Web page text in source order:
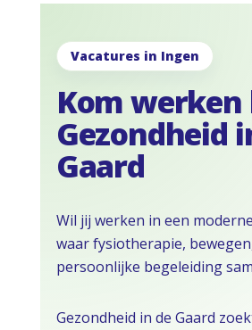
Vacatures in Ingen
Kom werken
Gezondheid
Gaard
Wil jij werken in een
waar fysiotherapie,
persoonlijke begeleiding
Gezondheid in de Gaard